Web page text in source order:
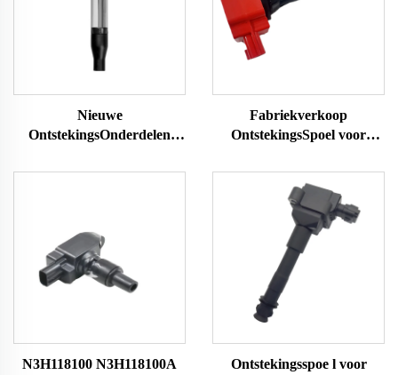
Nieuwe
OntstekingsOnderdelen
Tacoma UF796 9091902273
9004A19002 UF796
Fabriekverkoop
OntstekingsSpoel voor
224488H300 224488H310
224488H311 224488H314
0986JG1213 UF350
N3H118100 N3H118100A
Ontstekingsspoe l voor